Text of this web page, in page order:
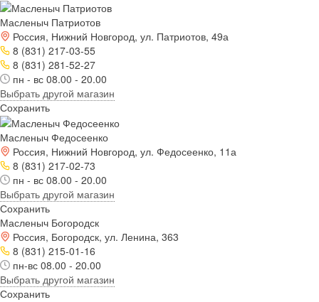
Масленыч Патриотов
Россия, Нижний Новгород, ул. Патриотов, 49а
8 (831) 217-03-55
8 (831) 281-52-27
пн - вс 08.00 - 20.00
Выбрать другой магазин
Сохранить
Масленыч Федосеенко
Россия, Нижний Новгород, ул. Федосеенко, 11а
8 (831) 217-02-73
пн - вс 08.00 - 20.00
Выбрать другой магазин
Сохранить
Масленыч Богородск
Россия, Богородск, ул. Ленина, 363
8 (831) 215-01-16
пн-вс 08.00 - 20.00
Выбрать другой магазин
Сохранить